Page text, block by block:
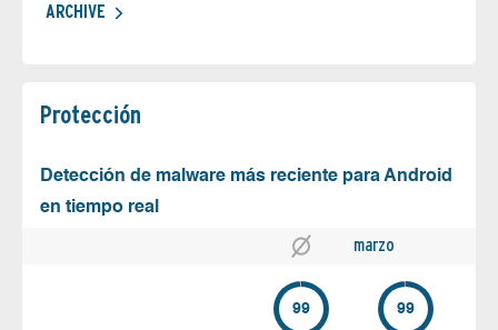
ARCHIVE
Protección
Detección de malware más reciente para Android
en tiempo real
marzo
99 99